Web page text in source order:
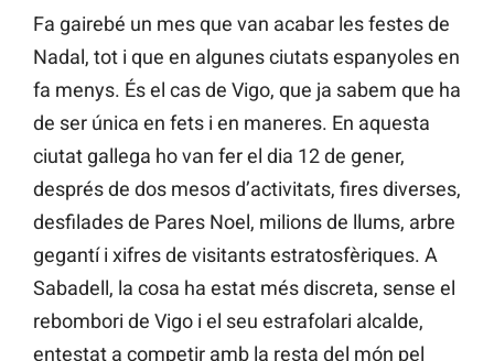
Fa gairebé un mes que van acabar les festes de
Nadal, tot i que en algunes ciutats espanyoles en
fa menys. És el cas de Vigo, que ja sabem que ha
de ser única en fets i en maneres. En aquesta
ciutat gallega ho van fer el dia 12 de gener,
després de dos mesos d’activitats, fires diverses,
desfilades de Pares Noel, milions de llums, arbre
gegantí i xifres de visitants estratosfèriques. A
Sabadell, la cosa ha estat més discreta, sense el
rebombori de Vigo i el seu estrafolari alcalde,
entestat a competir amb la resta del món pel